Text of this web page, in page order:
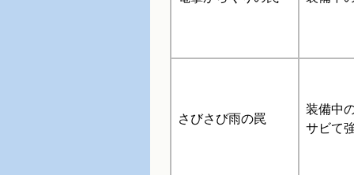
さびさび雨の罠
装備中
サビて